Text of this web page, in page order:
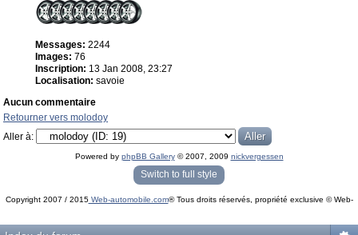
Messages: 2244
Images: 76
Inscription: 13 Jan 2008, 23:27
Localisation: savoie
Aucun commentaire
Retourner vers molodoy
Aller à:
Powered by phpBB Gallery© 2007, 2009 nickvergessen
« phpBB Gallery » - Traduction française par
darky
Switch to full style
Copyright 2007 / 2015Web-automobile.com® Tous droits réservés, propriété exclusive © Web-